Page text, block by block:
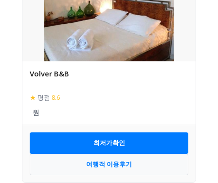
Volver B&B
★ 평점 8.6
최저가확인
여행객 이용후기